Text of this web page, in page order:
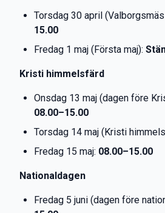
Torsdag 30 april
15.00
Fredag 1 maj (Första maj):
Kristi himmelsfärd
Onsdag 13 maj (dagen före
08.00–15.00
Torsdag 14 maj (Kristi
Fredag 15 maj: 08.00–15.00
Nationaldagen
Fredag 5 juni (dagen före